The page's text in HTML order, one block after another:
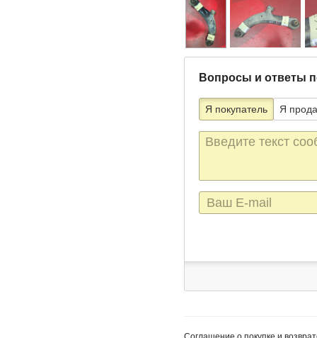
Вопросы и ответы
Я покупатель Я
Текст
сообщения
E-
mail